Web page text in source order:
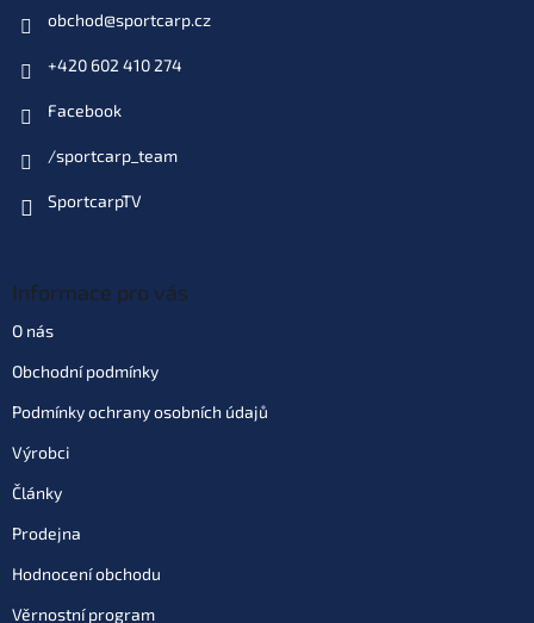
obchod@sportcarp.cz
+420 602 410 274
Facebook
/sportcarp_team
SportcarpTV
Informace pro vás
O nás
Obchodní podmínky
Podmínky ochrany osobních údajů
Výrobci
Články
Prodejna
Hodnocení obchodu
Věrnostní program